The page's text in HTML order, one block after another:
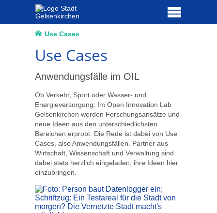
Use Cases
Use Cases
Anwendungsfälle im OIL
Ob Verkehr, Sport oder Wasser- und
Energieversorgung: Im Open Innovation Lab
Gelsenkirchen werden Forschungsansätze und
neue Ideen aus den unterschiedlichsten
Bereichen erprobt. Die Rede ist dabei von Use
Cases, also Anwendungsfällen. Partner aus
Wirtschaft, Wissenschaft und Verwaltung sind
dabei stets herzlich eingeladen, ihre Ideen hier
einzubringen.